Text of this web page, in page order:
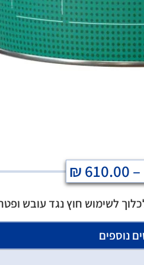
–
₪610.00
לשימוש חוץ נגד עובש
נוספים